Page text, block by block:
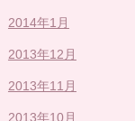
2014年1月
2013年12月
2013年11月
2013年10月